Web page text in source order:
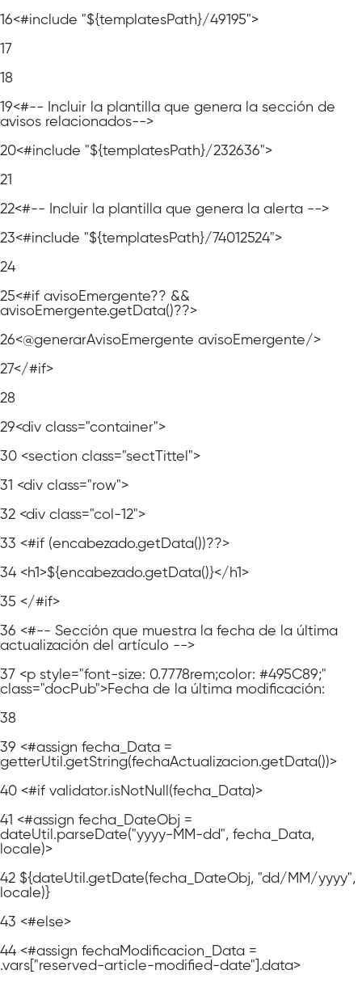
16<#include "${templatesPath}/49195">
17
18
19<#-- Incluir la plantilla que genera la sección de
avisos relacionados-->
20<#include "${templatesPath}/232636">
21
22<#-- Incluir la plantilla que genera la alerta -->
23<#include "${templatesPath}/74012524">
24
25<#if avisoEmergente?? &&
avisoEmergente.getData()??>
26<@generarAvisoEmergente avisoEmergente/>
27</#if>
28
29<div class="container">
30 <section class="sectTittel">
31 <div class="row">
32 <div class="col-12">
33 <#if (encabezado.getData())??>
34 <h1>${encabezado.getData()}</h1>
35 </#if>
36 <#-- Sección que muestra la fecha de la última
actualización del artículo -->
37 <p style="font-size: 0.7778rem;color: #495C89;"
class="docPub">Fecha de la última modificación:
38
39 <#assign fecha_Data =
getterUtil.getString(fechaActualizacion.getData())>
40 <#if validator.isNotNull(fecha_Data)>
41 <#assign fecha_DateObj =
dateUtil.parseDate("yyyy-MM-dd", fecha_Data,
locale)>
42 ${dateUtil.getDate(fecha_DateObj, "dd/MM/yyyy",
locale)}
43 <#else>
44 <#assign fechaModificacion_Data =
.vars["reserved-article-modified-date"].data>